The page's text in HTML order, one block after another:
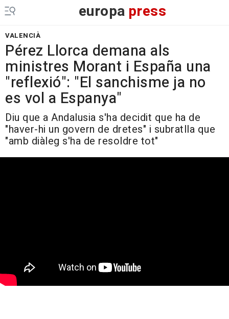
europa press
VALENCIÀ
Pérez Llorca demana als
ministres Morant i España una
"reflexió": "El sanchisme ja no
es vol a Espanya"
Diu que a Andalusia s'ha decidit que ha de
"haver-hi un govern de dretes" i subratlla que
"amb diàleg s'ha de resoldre tot"